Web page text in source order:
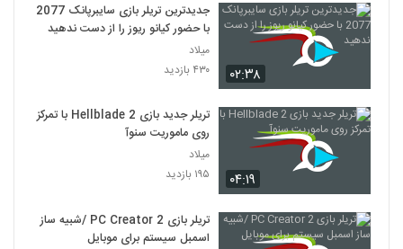
۰۲:۳۸
جدیدترین تریلر بازی سایبرپانک 2077
با حضور کیانو ریوز را از دست ندهید
میلاد
۴۳۰ بازدید
۰۴:۱۹
تریلر جدید بازی Hellblade 2 با تمرکز
روی ماموریت سنوآ
میلاد
۱۹۵ بازدید
تریلر بازی PC Creator 2 /شبیه ساز
اسمبل سیستم برای موبایل